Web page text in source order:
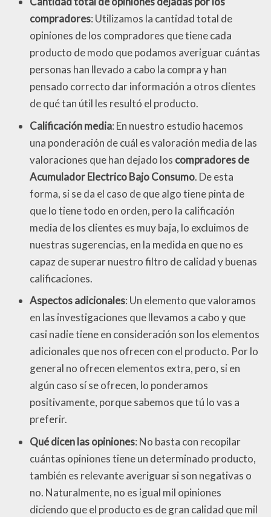
compradores: Utilizamos la cantidad total de
opiniones de los compradores que tiene cada
producto de modo que podamos averiguar cuántas
personas han llevado a cabo la compra y han
pensado correcto dar información a otros clientes
de qué tan útil les resultó el producto.
Calificación media: En nuestro estudio hacemos
una ponderación de cuál es valoración media de las
valoraciones que han dejado los compradores de
Acumulador Electrico Bajo Consumo. De esta
forma, si se da el caso de que algo tiene pinta de
que lo tiene todo en orden, pero la calificación
media de los clientes es muy baja, lo excluimos de
nuestras sugerencias, en la medida en que no es
capaz de superar nuestro filtro de calidad y buenas
calificaciones.
Aspectos adicionales: Un elemento que valoramos
en las investigaciones que llevamos a cabo y que
casi nadie tiene en consideración son los elementos
adicionales que nos ofrecen con el producto. Por lo
general no ofrecen elementos extra, pero, si en
algún caso sí se ofrecen, lo ponderamos
positivamente, porque sabemos que tú lo vas a
preferir.
Qué dicen las opiniones: No basta con recopilar
cuántas opiniones tiene un determinado producto,
también es relevante averiguar si son negativas o
no. Naturalmente, no es igual mil opiniones
diciendo que el producto es de gran calidad que mil